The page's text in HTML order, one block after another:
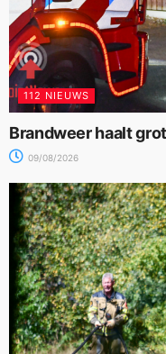
112 NIEUWS
Brandweer haalt
09/08/2026